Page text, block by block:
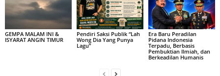
GEMPA MALAM INI &
ISYARAT ANGIN TIMUR
Pendiri Saksi Publik “Lah
Wong Dia Yang Punya
Lagu”
Era Baru Peradilan
Pidana Indonesia
Terpadu, Berbasis
Pembuktian Ilmiah, dan
Berkeadilan Humanis